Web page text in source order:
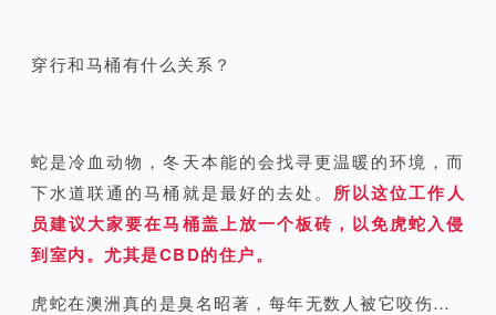
穿行和马桶有什么关系？
蛇是冷血动物，冬天本能的会找寻更温暖的环境，而
下水道联通的马桶就是最好的去处。 所以这位工作人
员建议大家要在马桶盖上放一个板砖，以免虎蛇入侵
到室内。尤其是CBD的住户。
虎蛇在澳洲真的是臭名昭著，每年无数人被它咬伤…